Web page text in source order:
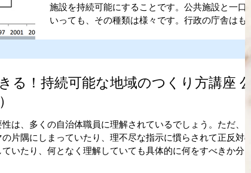
施設を持続可能にすることです。公共施設と一口に
いっても、その種類は様々です。行政の庁舎はもち
る！持続可能な地域のつくり方講座 公
は、多くの自治体職員に理解されているでしょう。ただ、日
片隅にしまっていたり、理不尽な指示に慣らされて正反対の
いたり、何となく理解していても具体的に何をすべきか分か